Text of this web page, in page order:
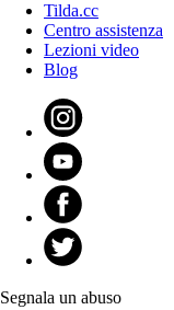
Tilda.cc
Centro assistenza
Lezioni video
Blog
Segnala un abuso